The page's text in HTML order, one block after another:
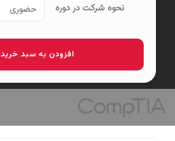
نحوه شرکت در دوره
نفوذ
PenTest+
V3
عدد
افزودن به سبد خرید